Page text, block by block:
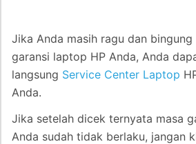
Jika Anda masih ragu dan
garansi laptop HP Anda, Anda
langsung Service Center Laptop
Anda.
Jika setelah dicek ternyata masa
Anda sudah tidak berlaku, jangan